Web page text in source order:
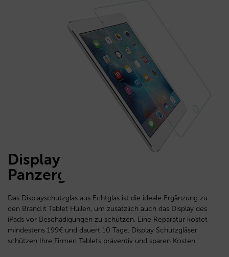
Display Schutzglas
Panzerglas 2.5D für Tablets
Das Displayschutzglas aus Echtglas ist die ideale Ergänzung zu
den Brand.it Tablet Hüllen, um zusätzlich auch das Display des
iPads vor Beschädigungen zu schützen. Eine Reparatur kostet
mindestens 199€ und dauert 10 Tage. Display Schutzgläser
schützen Ihre Firmen Tablets präventiv und sparen Kosten.